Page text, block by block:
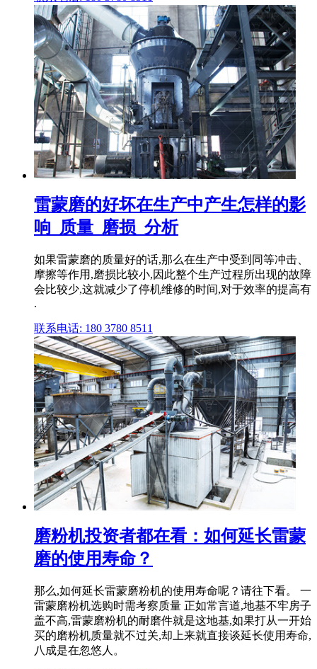
雷蒙磨的好坏在生产中产生怎样的影
响_质量_磨损_分析
如果雷蒙磨的质量好的话,那么在生产中受到同等冲击、
摩擦等作用,磨损比较小,因此整个生产过程所出现的故障
会比较少,这就减少了停机维修的时间,对于效率的提高有
.
联系电话: 180 3780 8511
磨粉机投资者都在看：如何延长雷蒙
磨的使用寿命？
那么,如何延长雷蒙磨粉机的使用寿命呢？请往下看。 一
雷蒙磨粉机选购时需考察质量 正如常言道,地基不牢房子
盖不高,雷蒙磨粉机的耐磨件就是这地基,如果打从一开始
买的磨粉机质量就不过关,却上来就直接谈延长使用寿命,
八成是在忽悠人。